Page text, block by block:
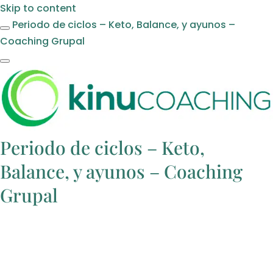
Skip to content
Periodo de ciclos – Keto, Balance, y ayunos –
Coaching Grupal
Periodo de ciclos – Keto,
Balance, y ayunos – Coaching
Grupal